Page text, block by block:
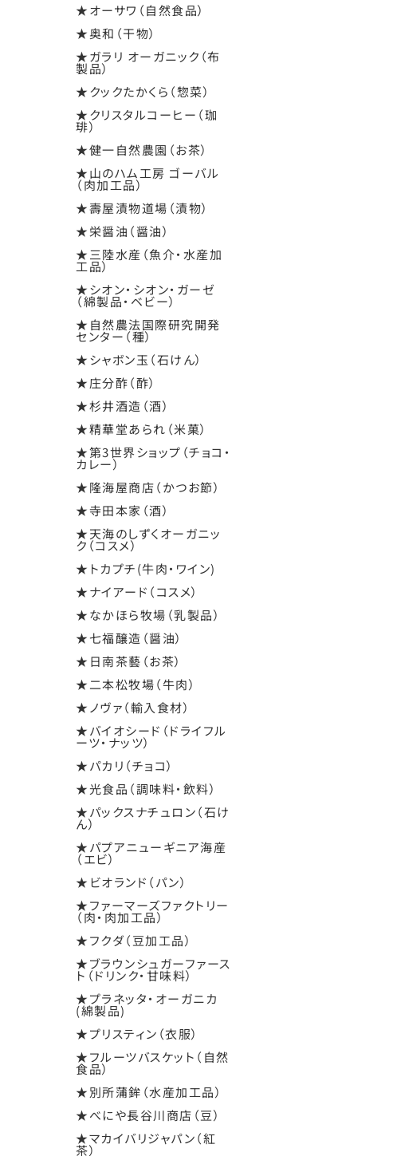
★オーサワ（自然食品）
★奥和（干物）
★ガラリ オーガニック（布
製品）
★クックたかくら（惣菜）
★クリスタルコーヒー（珈
琲）
★健一自然農園（お茶）
★山のハム工房 ゴーバル
（肉加工品）
★壽屋漬物道場（漬物）
★栄醤油（醤油）
★三陸水産（魚介・水産加
工品）
★シオン・シオン・ガーゼ
（綿製品・ベビー）
★自然農法国際研究開発
センター（種）
★シャボン玉（石けん）
★庄分酢（酢）
★杉井酒造（酒）
★精華堂あられ（米菓）
★第3世界ショップ（チョコ・
カレー）
★隆海屋商店（かつお節）
★寺田本家（酒）
★天海のしずくオーガニッ
ク（コスメ）
★トカプチ(牛肉・ワイン)
★ナイアード（コスメ）
★なかほら牧場（乳製品）
★七福醸造（醤油）
★日南茶藝（お茶）
★二本松牧場（牛肉）
★ノヴァ（輸入食材）
★バイオシード（ドライフル
ーツ・ナッツ）
★パカリ（チョコ）
★光食品（調味料・飲料）
★パックスナチュロン（石け
ん）
★パプアニューギニア海産
（エビ）
★ビオランド（パン）
★ファーマーズファクトリー
（肉・肉加工品）
★フクダ（豆加工品）
★ブラウンシュガーファース
ト（ドリンク・甘味料）
★プラネッタ・オーガニカ
(綿製品)
★プリスティン（衣服）
★フルーツバスケット（自然
食品）
★別所蒲鉾（水産加工品）
★べにや長谷川商店（豆）
★マカイバリジャパン（紅
茶）